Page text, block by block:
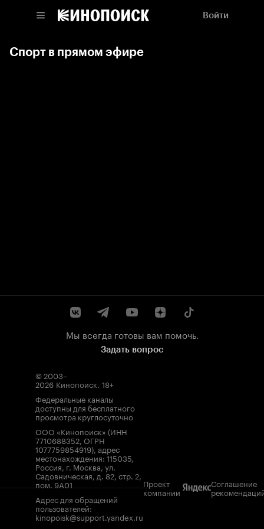
Войти
Спорт в прямом эфире
Мы всегда готовы вам помочь.
Задать вопрос
© 2003–
2026 Кинопоиск. 18+
Федеральные каналы
доступны для бесплатного
просмотра круглосуточно
ООО «Кинопоиск» (ИНН
7710688352, ОГРН
1077759854919), адрес
местонахождения: 115035,
Россия, г. Москва, ул.
Садовническая, д. 82, стр. 2,
пом. 9А01
Адрес для обращений
пользователей:
kinopoisk@support.yandex.ru
Проект
компании
Соглашение